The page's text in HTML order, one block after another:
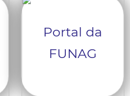
Portal da
FUNAG